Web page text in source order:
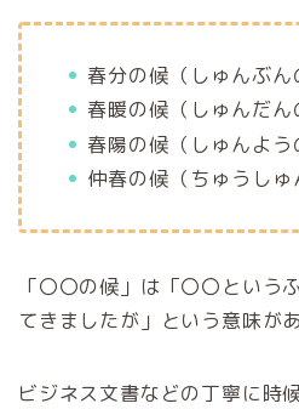
春分の候（しゅんぶん
春暖の候（しゅんだん
春陽の候（しゅんよう
仲春の候（ちゅうしゅ
「〇〇の候」は「〇〇という
てきましたが」という意味が
ビジネス文書などの丁寧に時